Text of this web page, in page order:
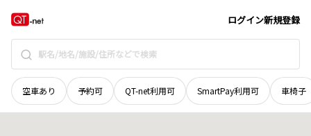
ログイン新規登録
空車あり 予約可 QT-net利用可 SmartPay利用可 車椅子
栃木県